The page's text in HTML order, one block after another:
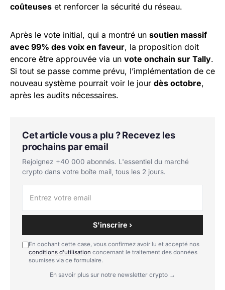
coûteuses et renforcer la sécurité du réseau.
Après le vote initial, qui a montré un soutien massif
avec 99% des voix en faveur, la proposition doit
encore être approuvée via un vote onchain sur Tally.
Si tout se passe comme prévu, l’implémentation de ce
nouveau système pourrait voir le jour dès octobre,
après les audits nécessaires.
Cet article vous a plu ? Recevez les
prochains par email
Rejoignez +40 000 abonnés. L'essentiel du marché
crypto dans votre boîte mail, tous les 2 jours.
S'inscrire ›
En cochant cette case, vous confirmez avoir lu et accepté nos
conditions d'utilisation concernant le traitement des données
soumises via ce formulaire.
En savoir plus sur notre newsletter crypto →